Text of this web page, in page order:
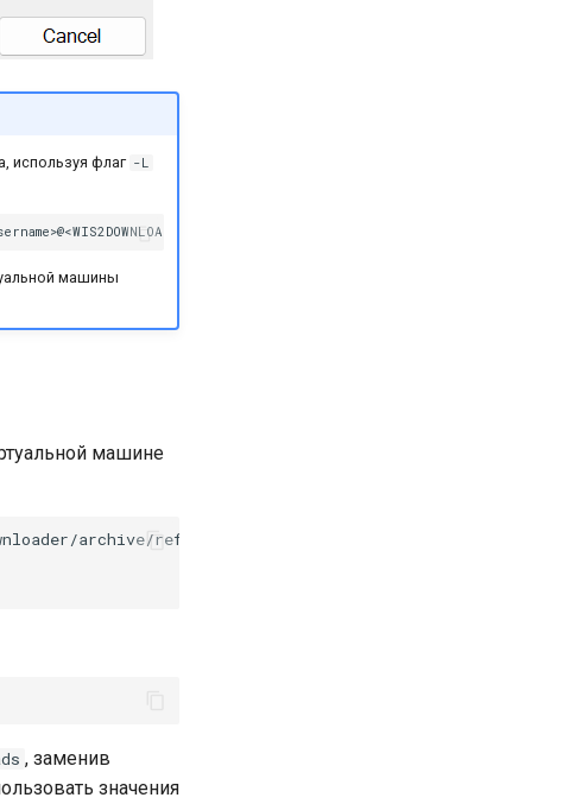
используя флаг -L
машины
машине
archive/refs/tags/v1.0.0b1+rc4.tar.gz
, заменив
значения